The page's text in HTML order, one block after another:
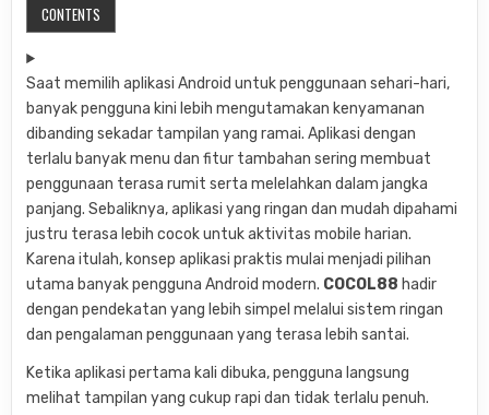
CONTENTS
Saat memilih aplikasi Android untuk penggunaan sehari-hari,
banyak pengguna kini lebih mengutamakan kenyamanan
dibanding sekadar tampilan yang ramai. Aplikasi dengan
terlalu banyak menu dan fitur tambahan sering membuat
penggunaan terasa rumit serta melelahkan dalam jangka
panjang. Sebaliknya, aplikasi yang ringan dan mudah dipahami
justru terasa lebih cocok untuk aktivitas mobile harian.
Karena itulah, konsep aplikasi praktis mulai menjadi pilihan
utama banyak pengguna Android modern. COCOL88 hadir
dengan pendekatan yang lebih simpel melalui sistem ringan
dan pengalaman penggunaan yang terasa lebih santai.
Ketika aplikasi pertama kali dibuka, pengguna langsung
melihat tampilan yang cukup rapi dan tidak terlalu penuh.